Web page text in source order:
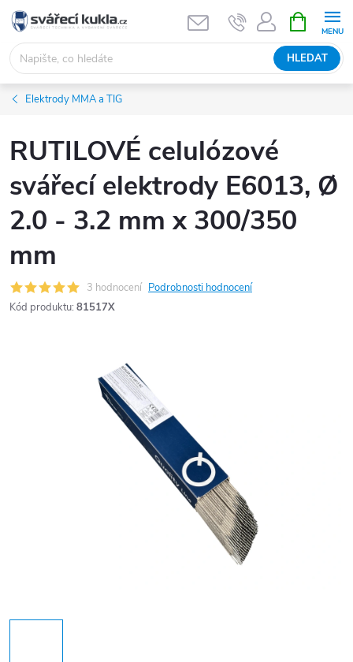
Přejít na obsah
HLEDAT
Elektrody MMA a TIG
RUTILOVÉ celulózové
svářecí elektrody E6013, Ø
2.0 - 3.2 mm x 300/350
mm
3 hodnocení Podrobnosti hodnocení
Kód produktu: 81517X